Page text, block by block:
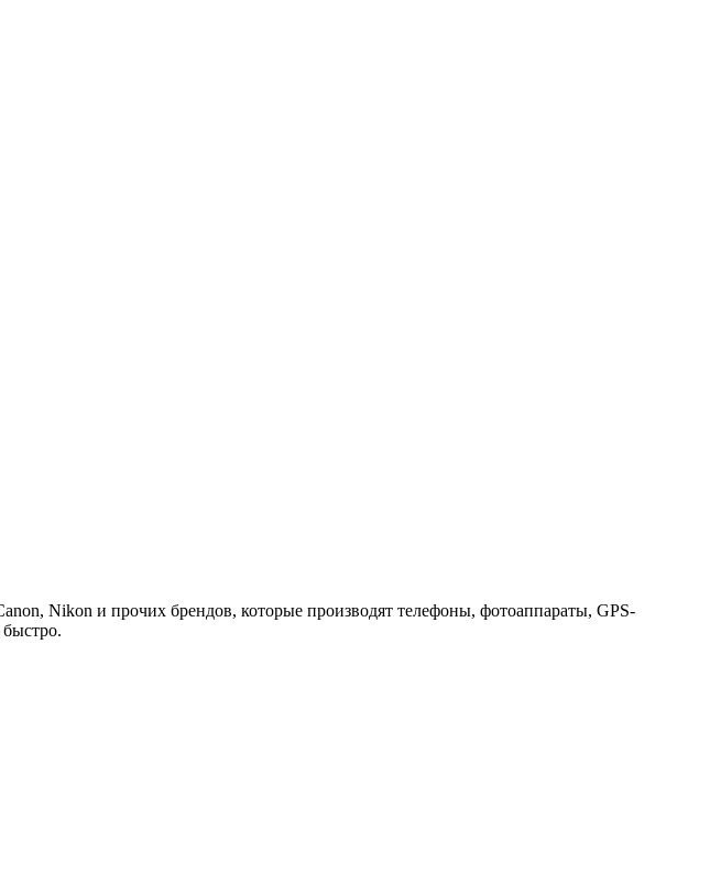
Nikon и прочих брендов, которые производят телефоны, фотоаппараты, GPS-